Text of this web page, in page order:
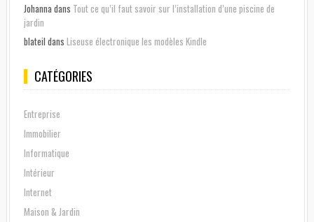
Johanna dans Tout ce qu’il faut savoir sur l’installation d’une piscine de
jardin
blateil dans Liseuse électronique les modèles Kindle
CATÉGORIES
Entreprise
Immobilier
Informatique
Intérieur
Internet
Maison & Jardin